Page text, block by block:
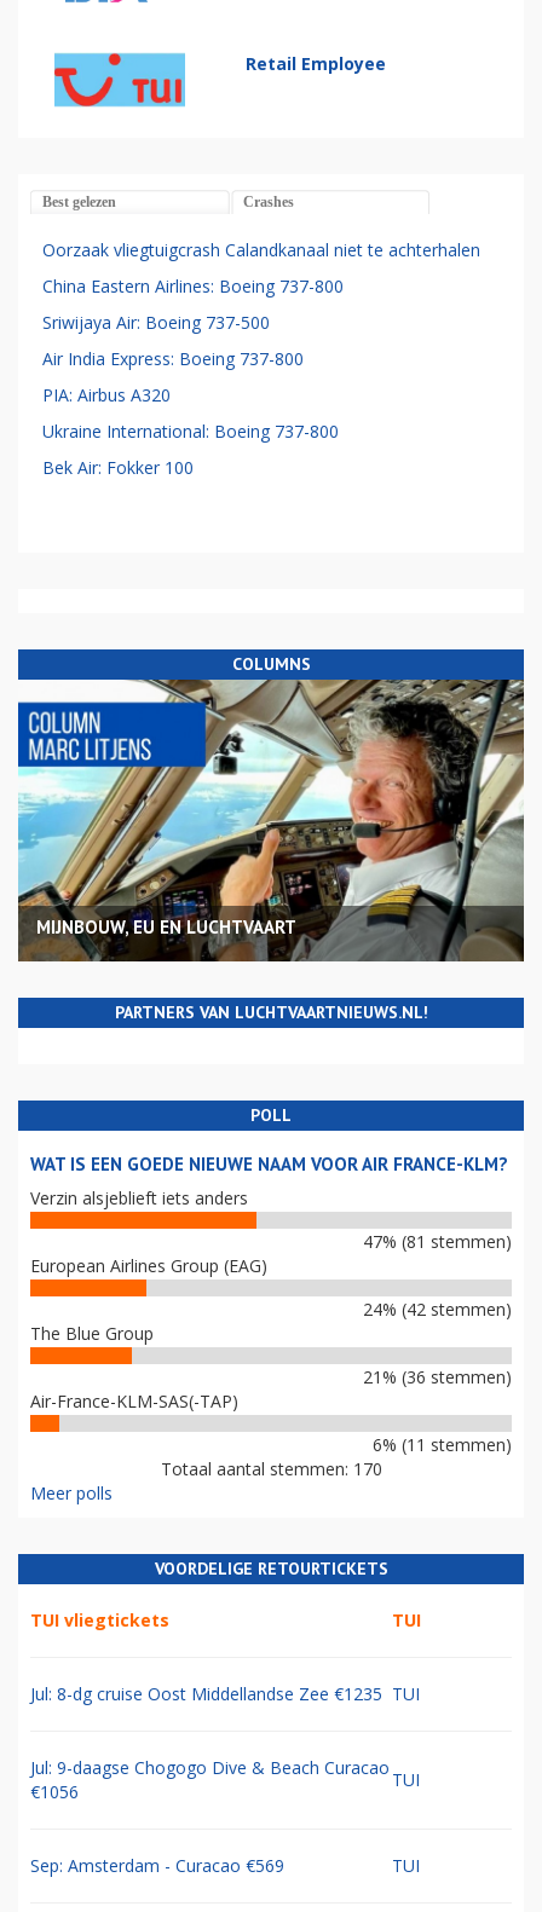
Retail Employee
Best gelezen Crashes
Oorzaak vliegtuigcrash Calandkanaal niet te achterhalen
China Eastern Airlines: Boeing 737-800
Sriwijaya Air: Boeing 737-500
Air India Express: Boeing 737-800
PIA: Airbus A320
Ukraine International: Boeing 737-800
Bek Air: Fokker 100
COLUMNS
MIJNBOUW, EU EN LUCHTVAART
PARTNERS VAN LUCHTVAARTNIEUWS.NL!
POLL
WAT IS EEN GOEDE NIEUWE NAAM VOOR AIR FRANCE-KLM?
Verzin alsjeblieft iets anders
47% (81 stemmen)
European Airlines Group (EAG)
24% (42 stemmen)
The Blue Group
21% (36 stemmen)
Air-France-KLM-SAS(-TAP)
6% (11 stemmen)
Totaal aantal stemmen: 170
Meer polls
VOORDELIGE RETOURTICKETS
TUI vliegtickets TUI
Jul: 8-dg cruise Oost Middellandse Zee €1235 TUI
Jul: 9-daagse Chogogo Dive & Beach Curacao
€1056
TUI
Sep: Amsterdam - Curacao €569 TUI